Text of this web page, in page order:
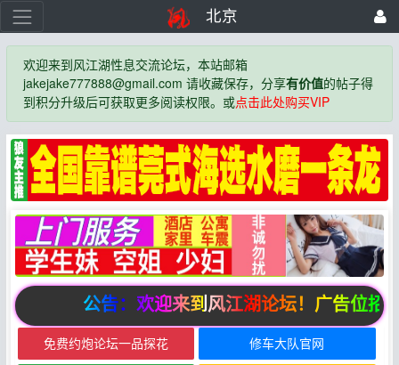
北京
欢迎来到风江湖性息交流论坛，本站邮箱
jakejake777888@gmail.com 请收藏保存，分享有价值的帖子得
到积分升级后可获取更多阅读权限。或点击此处购买VIP
公告：欢迎来到风江湖论坛！广告位招
免费约炮论坛一品探花 修车大队官网